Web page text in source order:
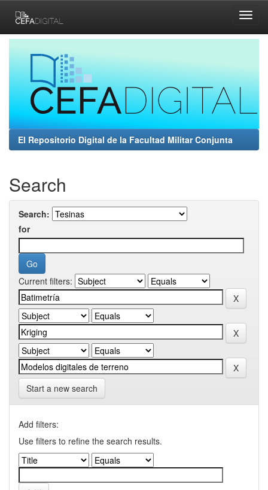
navigation
El Repositorio Digital de la Facultad Militar Conjunta
Search
Search:
for
Current filters:
Start a new search
Add filters:
Use filters to refine the search results.